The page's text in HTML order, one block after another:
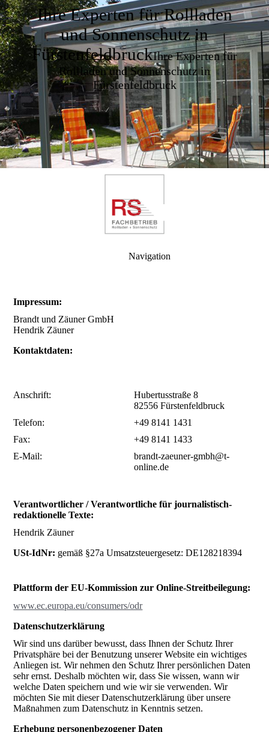
Ihre Experten für Rollladen
und Sonnenschutz in
FürstenfeldbruckIhre Experten für
Rollladen und Sonnenschutz in
Fürstenfeldbruck
Navigation
Impressum:
Brandt und Zäuner GmbH
Hendrik Zäuner
Kontaktdaten:
Anschrift:
Hubertusstraße 8
82556 Fürstenfeldbruck
Telefon:
+49 8141 1431
Fax:
+49 8141 1433
E-Mail:
brandt-zaeuner-gmbh@t-
online.de
Verantwortlicher / Verantwortliche für journalistisch-
redaktionelle Texte:
Hendrik Zäuner
USt-IdNr: gemäß §27a Umsatzsteuergesetz: DE128218394
Plattform der EU-Kommission zur Online-Streitbeilegung:
www.ec.europa.eu/consumers/odr
Datenschutz­erklärung
Wir sind uns darüber bewusst, dass Ihnen der Schutz Ihrer
Privatsphäre bei der Benutzung unserer Website ein wichtiges
Anliegen ist. Wir nehmen den Schutz Ihrer persönlichen Daten
sehr ernst. Deshalb möchten wir, dass Sie wissen, wann wir
welche Daten speichern und wie wir sie verwenden. Wir
möchten Sie mit dieser Datenschutzerklärung über unsere
Maßnahmen zum Datenschutz in Kenntnis setzen.
Erhebung personenbezogener Daten